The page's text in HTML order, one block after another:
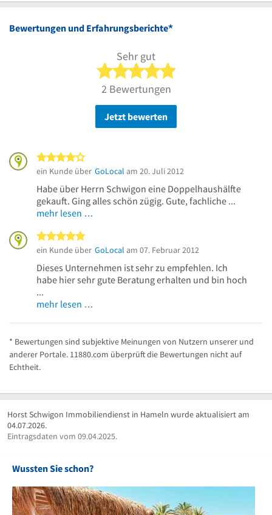
Bewertungen und Erfahrungsberichte*
Sehr gut
5 von 5 Sternen
2 Bewertungen
Jetzt bewerten
ein Kunde über GoLocal am 20. Juli 2012
Habe über Herrn Schwigon eine Doppelhaushälfte
gekauft. Ging alles schön zügig. Gute, fachliche ...
mehr lesen …
ein Kunde über GoLocal am 07. Februar 2012
Dieses Unternehmen ist sehr zu empfehlen. Ich
habe hier sehr gute Beratung erhalten und bin hoch
...
mehr lesen …
* Bewertungen sind subjektive Meinungen von Nutzern unserer und
anderer Portale. 11880.com überprüft die Bewertungen nicht auf
Echtheit.
Horst Schwigon Immobiliendienst in Hameln wurde aktualisiert am
04.07.2026.
Eintragsdaten vom 09.04.2025.
Wussten Sie schon?